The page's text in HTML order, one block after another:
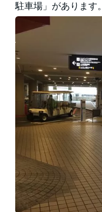
駐車場」があります。